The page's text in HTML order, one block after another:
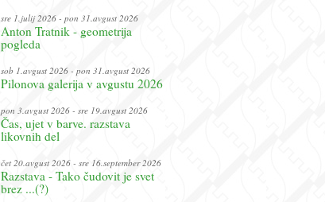
sre 1.julij 2026 - pon 31.avgust 2026
Anton Tratnik - geometrija
pogleda
sob 1.avgust 2026 - pon 31.avgust 2026
Pilonova galerija v avgustu 2026
pon 3.avgust 2026 - sre 19.avgust 2026
Čas, ujet v barve. razstava
likovnih del
čet 20.avgust 2026 - sre 16.september 2026
Razstava - Tako čudovit je svet
brez ...(?)